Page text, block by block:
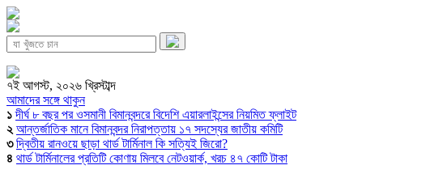
৭ই আগস্ট, ২০২৬ খ্রিস্টাব্দ
আমাদের সঙ্গে থাকুন
১ দীর্ঘ ৮ বছর পর ওসমানী বিমানবন্দরে বিদেশি এয়ারলাইন্সের নিয়মিত ফ্লাইট
২ আন্তর্জাতিক মানে বিমানবন্দর নিরাপত্তায় ১৭ সদস্যের জাতীয় কমিটি
৩ দ্বিতীয় রানওয়ে ছাড়া থার্ড টার্মিনাল কি সত্যিই জিরো?
৪ থার্ড টার্মিনালের প্রতিটি কোণায় মিলবে নেটওয়ার্ক, খরচ ৪৭ কোটি টাকা